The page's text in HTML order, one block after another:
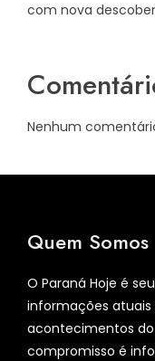
com nova
Nenhum
Quem Somos
O Paraná Hoje é
informações atuais
acontecimentos do
compromisso é